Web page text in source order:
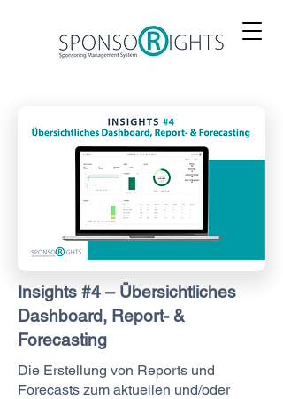
Insights #4 – Übersichtliches
Dashboard, Report- &
Forecasting
Die Erstellung von Reports und
Forecasts zum aktuellen und/oder